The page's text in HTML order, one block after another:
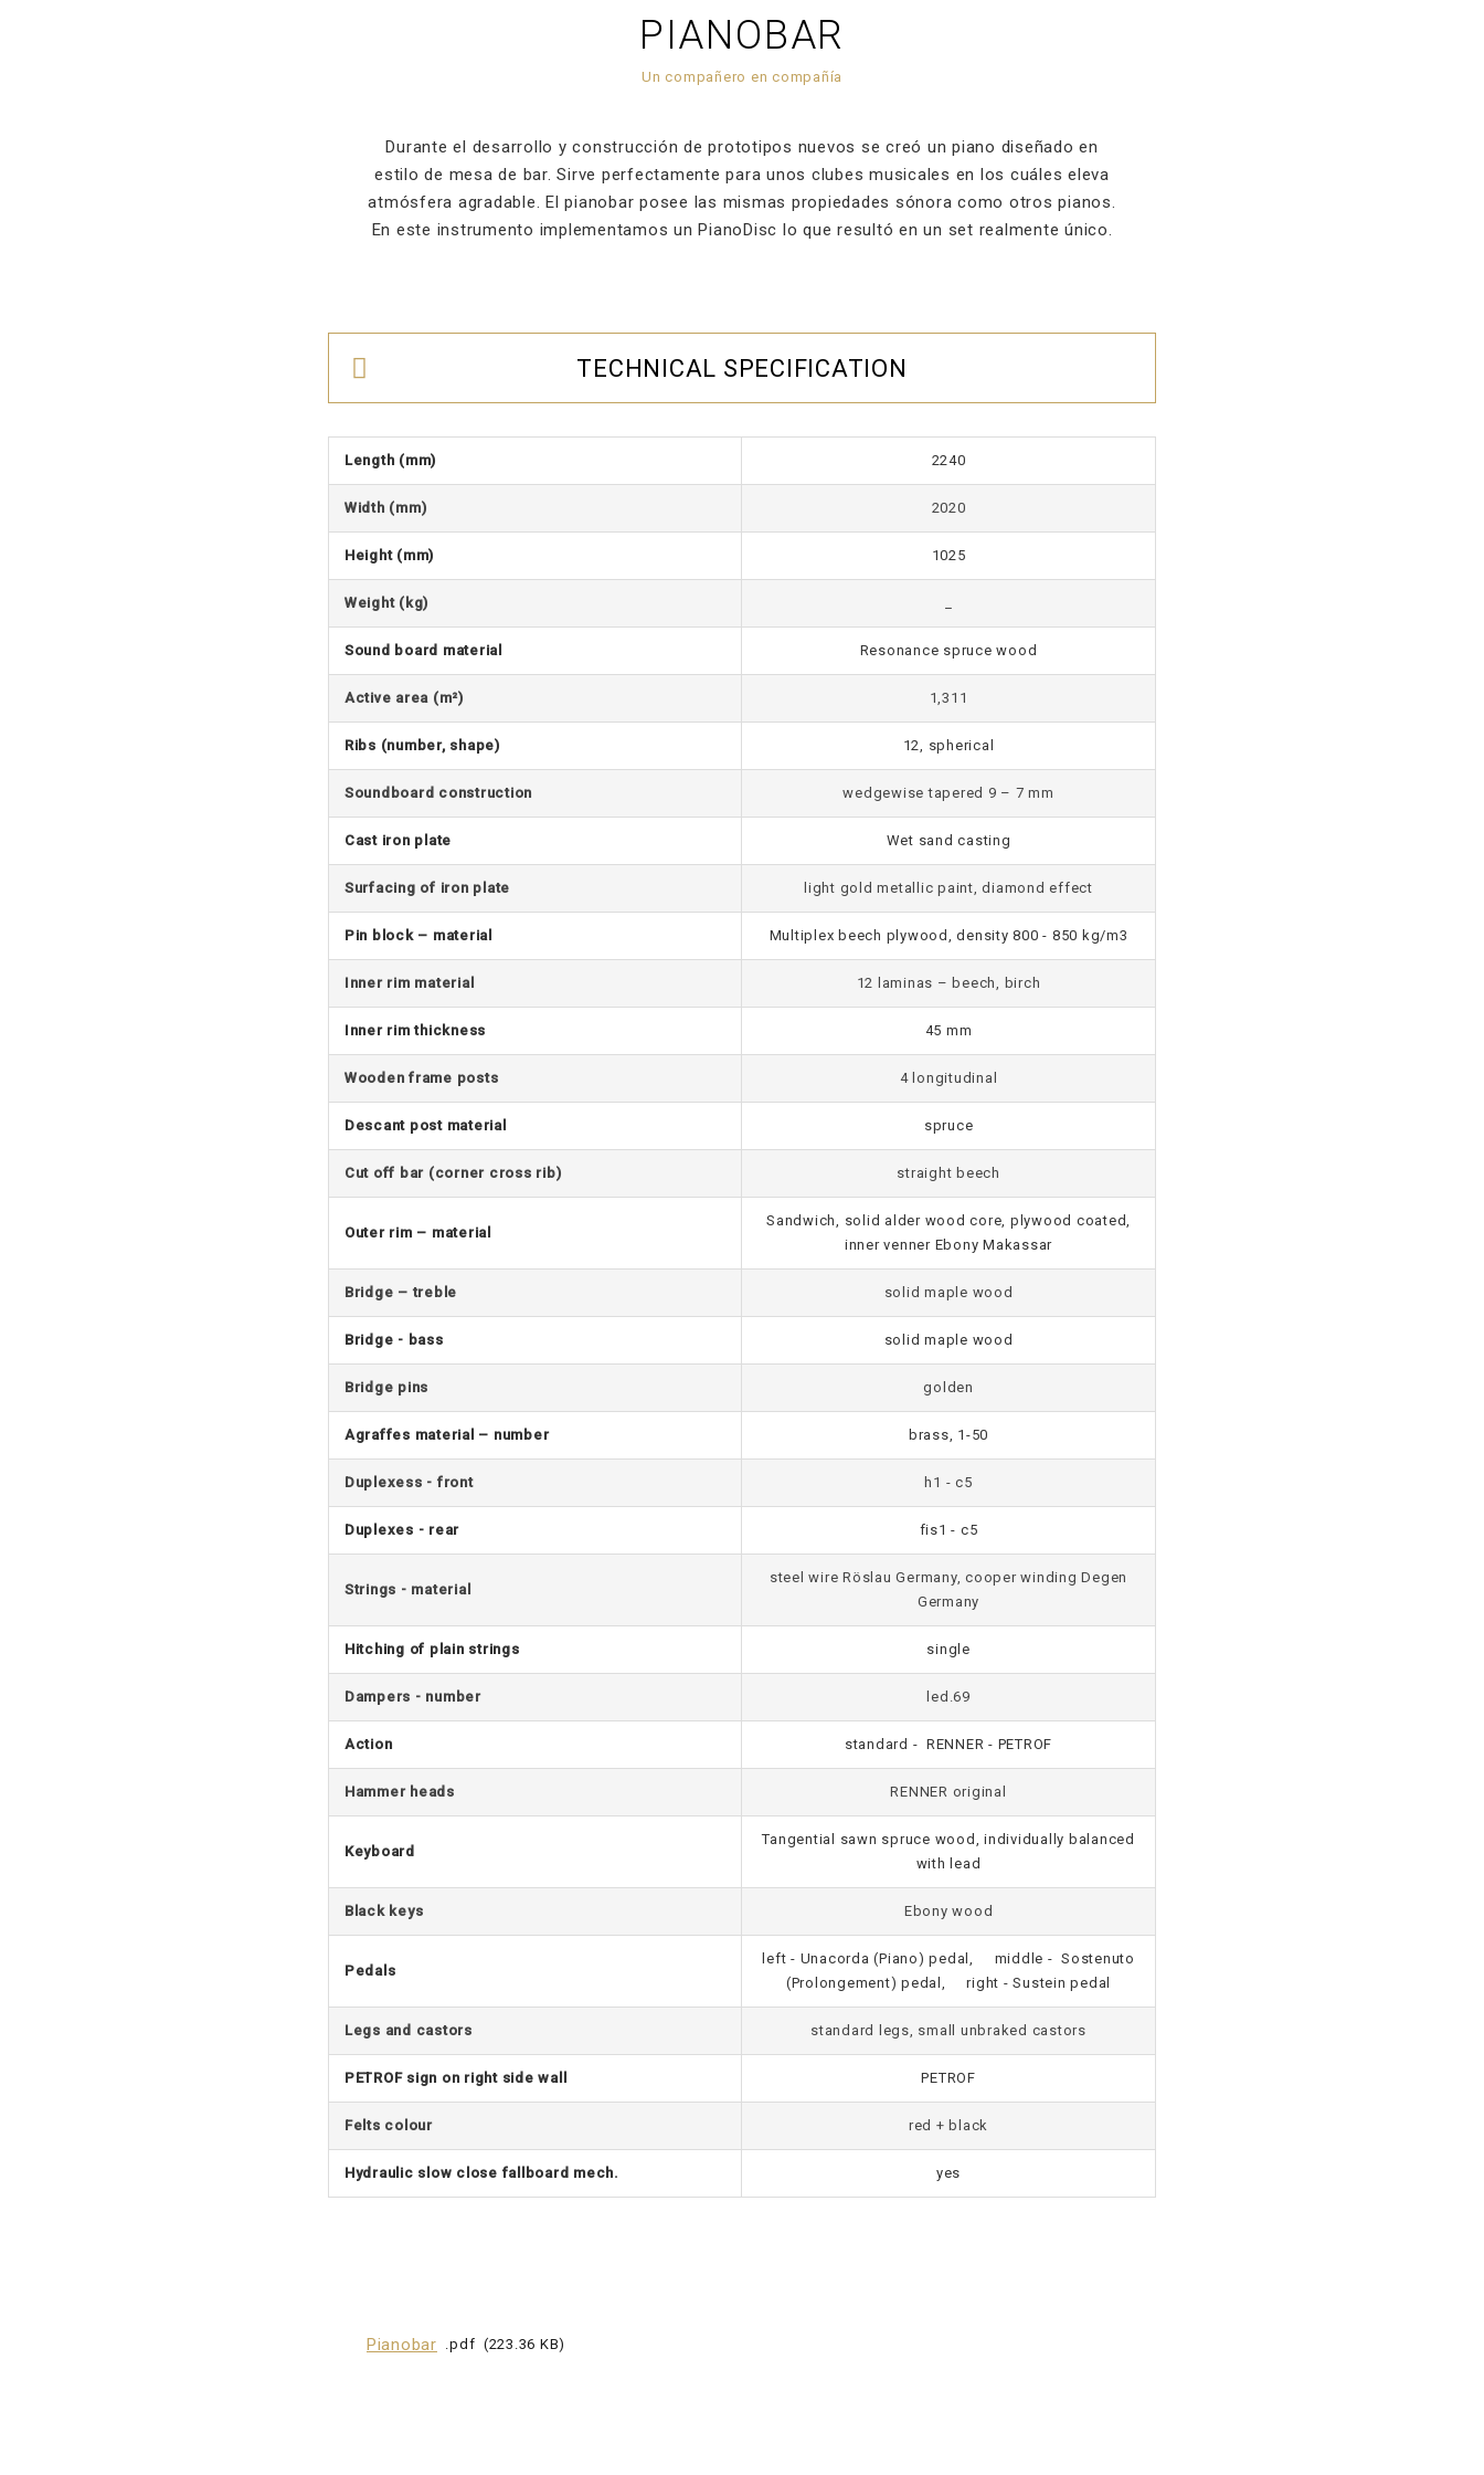
PIANOBAR
Un compañero en compañía
Durante el desarrollo y construcción de prototipos nuevos se creó un piano diseñado en
estilo de mesa de bar. Sirve perfectamente para unos clubes musicales en los cuáles eleva
atmósfera agradable. El pianobar posee las mismas propiedades sónora como otros pianos.
En este instrumento implementamos un PianoDisc lo que resultó en un set realmente único.
TECHNICAL SPECIFICATION
Length (mm) 2240
Width (mm) 2020
Height (mm) 1025
Weight (kg)
Sound board material Resonance spruce wood
Active area (m²) 1,311
Ribs (number, shape) 12, spherical
Soundboard construction wedgewise tapered 9 – 7 mm
Cast iron plate Wet sand casting
Surfacing of iron plate light gold metallic paint, diamond effect
Pin block – material Multiplex beech plywood, density 800 - 850 kg/m3
Inner rim material 12 laminas – beech, birch
Inner rim thickness 45 mm
Wooden frame posts 4 longitudinal
Descant post material spruce
Cut off bar (corner cross rib) straight beech
Outer rim – material
Sandwich, solid alder wood core, plywood coated,
inner venner Ebony Makassar
Bridge – treble solid maple wood
Bridge - bass solid maple wood
Bridge pins golden
Agraffes material – number brass, 1-50
Duplexess - front h1 - c5
Duplexes - rear fis1 - c5
Strings - material
steel wire Röslau Germany, cooper winding Degen
Germany
Hitching of plain strings single
Dampers - number led.69
Action standard - RENNER - PETROF
Hammer heads RENNER original
Keyboard
Tangential sawn spruce wood, individually balanced
with lead
Black keys Ebony wood
Pedals
left - Unacorda (Piano) pedal, middle - Sostenuto
(Prolongement) pedal, right - Sustein pedal
Legs and castors standard legs, small unbraked castors
PETROF sign on right side wall PETROF
Felts colour red + black
Hydraulic slow close fallboard mech. yes
Pianobar pdf 223.36 KB